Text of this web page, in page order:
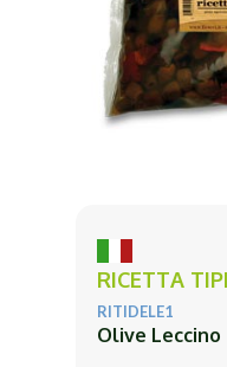
RICETTA
RITIDELE1
Olive Leccino